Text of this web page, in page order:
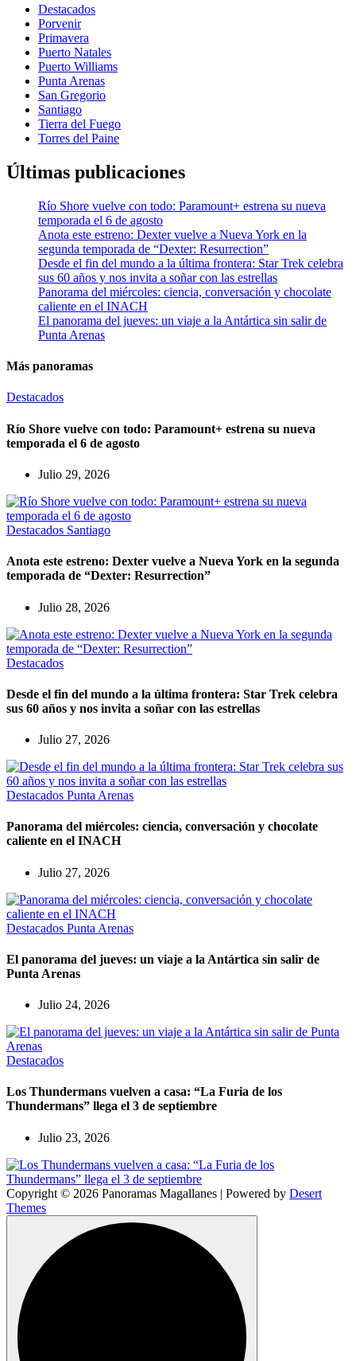
Destacados
Porvenir
Primavera
Puerto Natales
Puerto Williams
Punta Arenas
San Gregorio
Santiago
Tierra del Fuego
Torres del Paine
Últimas publicaciones
Río Shore vuelve con todo: Paramount+ estrena su nueva
temporada el 6 de agosto
Anota este estreno: Dexter vuelve a Nueva York en la
segunda temporada de “Dexter: Resurrection”
Desde el fin del mundo a la última frontera: Star Trek celebra
sus 60 años y nos invita a soñar con las estrellas
Panorama del miércoles: ciencia, conversación y chocolate
caliente en el INACH
El panorama del jueves: un viaje a la Antártica sin salir de
Punta Arenas
Más panoramas
Destacados
Río Shore vuelve con todo: Paramount+ estrena su nueva
temporada el 6 de agosto
Julio 29, 2026
Destacados Santiago
Anota este estreno: Dexter vuelve a Nueva York en la segunda
temporada de “Dexter: Resurrection”
Julio 28, 2026
Destacados
Desde el fin del mundo a la última frontera: Star Trek celebra
sus 60 años y nos invita a soñar con las estrellas
Julio 27, 2026
Destacados Punta Arenas
Panorama del miércoles: ciencia, conversación y chocolate
caliente en el INACH
Julio 27, 2026
Destacados Punta Arenas
El panorama del jueves: un viaje a la Antártica sin salir de
Punta Arenas
Julio 24, 2026
Destacados
Los Thundermans vuelven a casa: “La Furia de los
Thundermans” llega el 3 de septiembre
Julio 23, 2026
Copyright © 2026 Panoramas Magallanes | Powered by Desert
Themes